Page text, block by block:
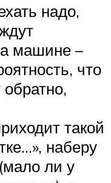
надо,
машине –
что
такой
наберу
ли у